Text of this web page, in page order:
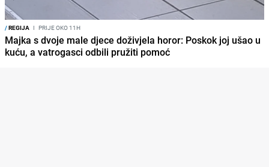
/REGIJA I PRIJE OKO 11H
Majka s dvoje male djece doživjela horor: Poskok joj ušao u
kuću, a vatrogasci odbili pružiti pomoć